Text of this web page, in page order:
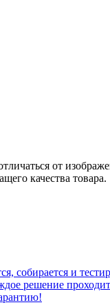
от
качества товара.
собирается и
решение